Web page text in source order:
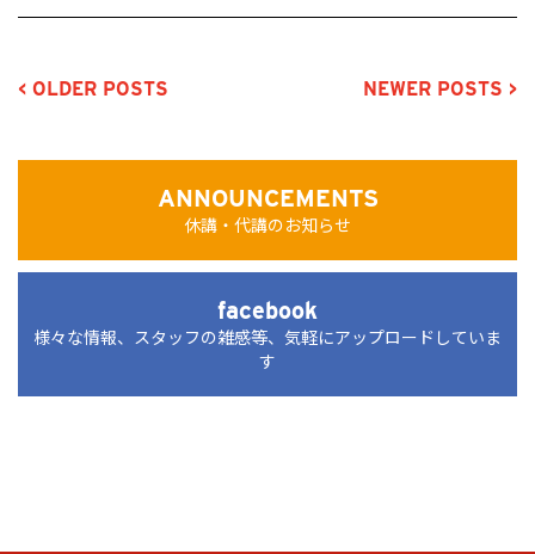
NEWER POSTS >
< OLDER POSTS
ANNOUNCEMENTS
休講・代講のお知らせ
facebook
様々な情報、スタッフの雑感等、気軽にアップロードしていま
す